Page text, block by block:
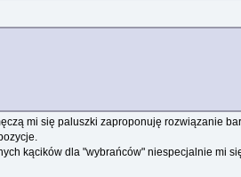
mi się paluszki zaproponuję rozwiązanie
kącików dla "wybrańców" niespecjalnie mi